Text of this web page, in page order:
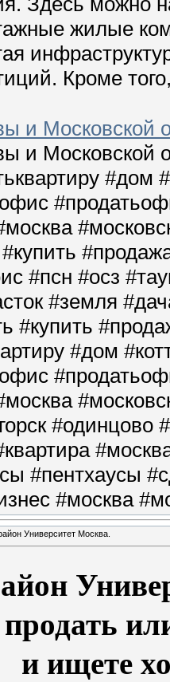
жилые
Кроме
и Московской
и Московской
#дом
#псн #осз
#земля
#купить
#дом
#пентхаусы
#москва
Университет Москва.
и ищете